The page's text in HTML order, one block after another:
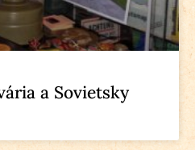
a Sovietsky